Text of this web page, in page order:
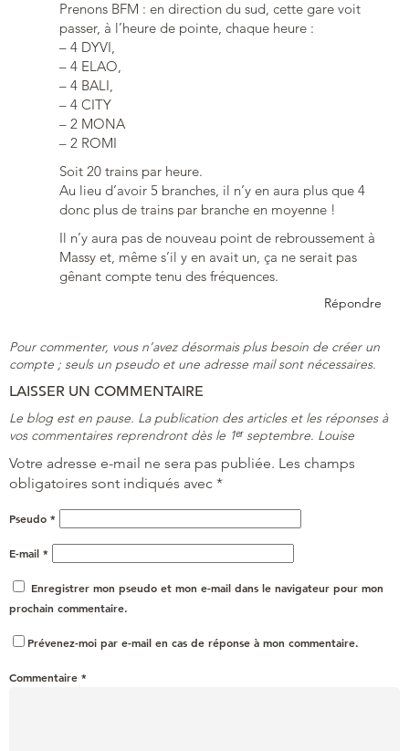
Prenons BFM : en direction du sud, cette gare voit
passer, à l’heure de pointe, chaque heure :
– 4 DYVI,
– 4 ELAO,
– 4 BALI,
– 4 CITY
– 2 MONA
– 2 ROMI
Soit 20 trains par heure.
Au lieu d’avoir 5 branches, il n’y en aura plus que 4
donc plus de trains par branche en moyenne !
Il n’y aura pas de nouveau point de rebroussement à
Massy et, même s’il y en avait un, ça ne serait pas
gênant compte tenu des fréquences.
Répondre
Pour commenter, vous n’avez désormais plus besoin de créer un
compte ; seuls un pseudo et une adresse mail sont nécessaires.
LAISSER UN COMMENTAIRE
Le blog est en pause. La publication des articles et les réponses à
vos commentaires reprendront dès le 1ᵉʳ septembre. Louise
Votre adresse e-mail ne sera pas publiée. Les champs
obligatoires sont indiqués avec *
Pseudo *
E-mail *
Enregistrer mon pseudo et mon e-mail dans le navigateur pour mon
prochain commentaire.
Prévenez-moi par e-mail en cas de réponse à mon commentaire.
Commentaire *